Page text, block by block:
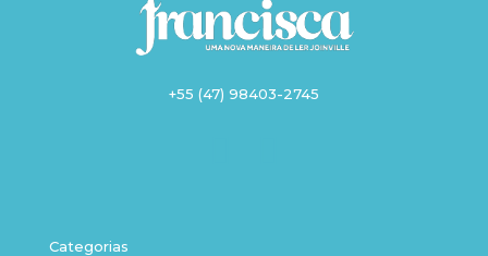
+55 (47) 98403-2745
Categorias